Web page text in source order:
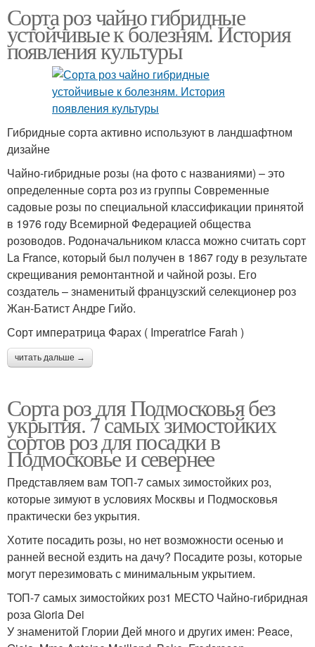
Сорта роз чайно гибридные
устойчивые к болезням. История
появления культуры
Гибридные сорта активно используют в ландшафтном
дизайне
Чайно-гибридные розы (на фото с названиями) – это
определенные сорта роз из группы Современные
садовые розы по специальной классификации принятой
в 1976 году Всемирной Федерацией общества
розоводов. Родоначальником класса можно считать сорт
La France, который был получен в 1867 году в результате
скрещивания ремонтантной и чайной розы. Его
создатель – знаменитый французский селекционер роз
Жан-Батист Андре Гийо.
Сорт императрица Фарах ( Imperatrice Farah )
читать дальше →
Сорта роз для Подмосковья без
укрытия. 7 самых зимостойких
сортов роз для посадки в
Подмосковье и севернее
Представляем вам ТОП-7 самых зимостойких роз,
которые зимуют в условиях Москвы и Подмосковья
практически без укрытия.
Хотите посадить розы, но нет возможности осенью и
ранней весной ездить на дачу? Посадите розы, которые
могут перезимовать с минимальным укрытием.
ТОП-7 самых зимостойких роз1 МЕСТО Чайно-гибридная
роза Gloria Dei
У знаменитой Глории Дей много и других имен: Peace,